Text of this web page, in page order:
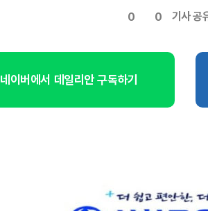
0 0 기사 공
네이버에서 데일리안 구독하기